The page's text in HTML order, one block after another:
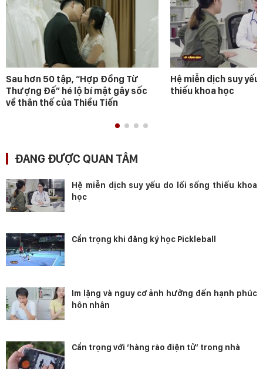
Sau hơn 50 tập, “Hợp Đồng Từ
Thượng Đế” hé lộ bí mật gây sốc
về thân thế của Thiều Tiến
Hệ miễn dịch suy
thiếu khoa học
ĐANG ĐƯỢC QUAN TÂM
Hệ miễn dịch suy yếu do lối sống thiếu khoa
học
Cẩn trọng khi đăng ký học Pickleball
Im lặng và nguy cơ ảnh hưởng đến hạnh phúc
hôn nhân
Cẩn trọng với ‘hàng rào điện tử’ trong nhà